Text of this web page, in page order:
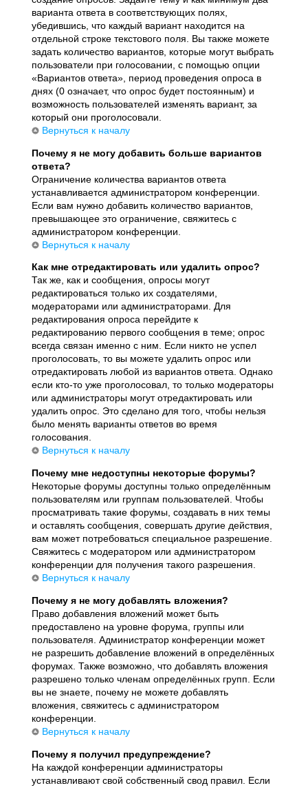
варианта ответа в соответствующих полях,
убедившись, что каждый вариант находится на
отдельной строке текстового поля. Вы также можете
задать количество вариантов, которые могут выбрать
пользователи при голосовании, с помощью опции
«Вариантов ответа», период проведения опроса в
днях (0 означает, что опрос будет постоянным) и
возможность пользователей изменять вариант, за
который они проголосовали.
Вернуться к началу
Почему я не могу добавить больше вариантов
ответа?
Ограничение количества вариантов ответа
устанавливается администратором конференции.
Если вам нужно добавить количество вариантов,
превышающее это ограничение, свяжитесь с
администратором конференции.
Вернуться к началу
Как мне отредактировать или удалить опрос?
Так же, как и сообщения, опросы могут
редактироваться только их создателями,
модераторами или администраторами. Для
редактирования опроса перейдите к
редактированию первого сообщения в теме; опрос
всегда связан именно с ним. Если никто не успел
проголосовать, то вы можете удалить опрос или
отредактировать любой из вариантов ответа. Однако
если кто-то уже проголосовал, то только модераторы
или администраторы могут отредактировать или
удалить опрос. Это сделано для того, чтобы нельзя
было менять варианты ответов во время
голосования.
Вернуться к началу
Почему мне недоступны некоторые форумы?
Некоторые форумы доступны только определённым
пользователям или группам пользователей. Чтобы
просматривать такие форумы, создавать в них темы
и оставлять сообщения, совершать другие действия,
вам может потребоваться специальное разрешение.
Свяжитесь с модератором или администратором
конференции для получения такого разрешения.
Вернуться к началу
Почему я не могу добавлять вложения?
Право добавления вложений может быть
предоставлено на уровне форума, группы или
пользователя. Администратор конференции может
не разрешить добавление вложений в определённых
форумах. Также возможно, что добавлять вложения
разрешено только членам определённых групп. Если
вы не знаете, почему не можете добавлять
вложения, свяжитесь с администратором
конференции.
Вернуться к началу
Почему я получил предупреждение?
На каждой конференции администраторы
устанавливают свой собственный свод правил. Если